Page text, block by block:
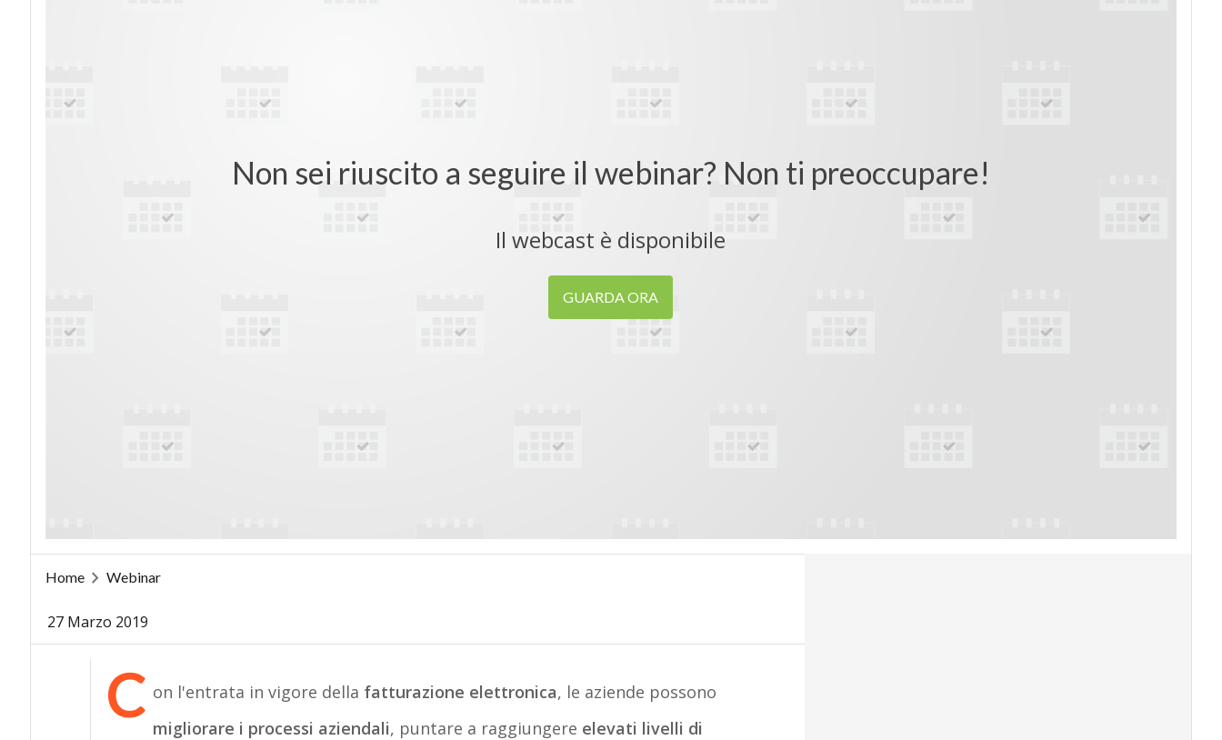
Non sei riuscito a seguire il webinar? Non ti preoccupare!
Il webcast è disponibile
GUARDA ORA
Home Webinar
27 Marzo 2019
C on l'entrata in vigore della fatturazione elettronica, le aziende possono
migliorare i processi aziendali, puntare a raggiungere elevati livelli di